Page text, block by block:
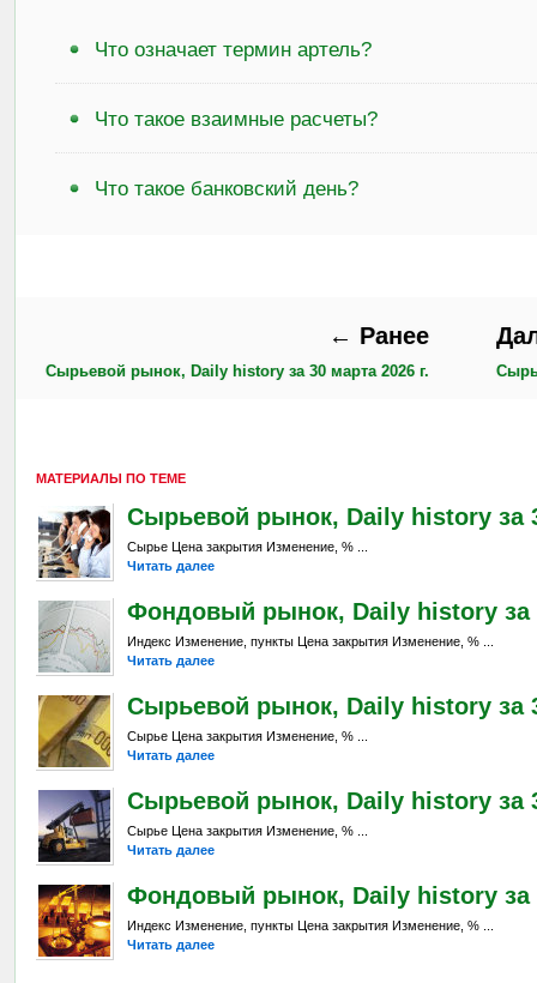
Что означает термин артель?
Что такое взаимные расчеты?
Что такое банковский день?
← Ранее
Сырьевой рынок, Daily history за 30 марта 2026 г.
МАТЕРИАЛЫ ПО ТЕМЕ
Сырьевой рынок, Daily history за
Сырье Цена закрытия Изменение, % ...
Читать далее
Фондовый рынок, Daily history за
Индекс Изменение, пункты Цена закрытия Изменение, % ...
Читать далее
Сырьевой рынок, Daily history за
Сырье Цена закрытия Изменение, % ...
Читать далее
Сырьевой рынок, Daily history за
Сырье Цена закрытия Изменение, % ...
Читать далее
Фондовый рынок, Daily history за
Индекс Изменение, пункты Цена закрытия Изменение, % ...
Читать далее